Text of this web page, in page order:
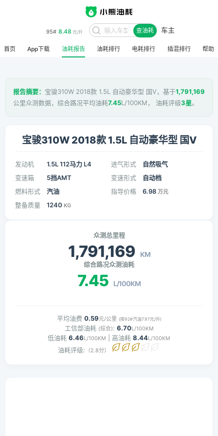
95# 8.48 元/升 查油耗 车主
首页 App下载 油耗报告 油耗排行 电耗排行 插混排行 帮助
报告摘要： 宝骏310W 2018款 1.5L 自动豪华型 国V，基于1,791,169
公里众测数据，综合路况平均油耗7.45L/100KM， 油耗评级3星。
宝骏310W 2018款 1.5L 自动豪华型 国V
发动机 1.5L 112马力 L4 进气形式
自然吸气
变速箱
5挡AMT 变速形式
自动档
燃料形式
汽油 指导价格 6.98 万元
整备质量 1240 KG
众测总里程
1,791,169 KM
综合路况众测油耗
7.45 L/100KM
平均油费 0.59元/公里 (按92#汽油7.97元/升)
工信部油耗 (综合): 6.70L/100KM
低油耗 6.46L/100KM | 高油耗 8.44L/100KM
油耗评级: （2.8分）